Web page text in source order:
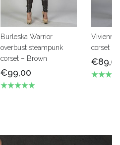
Burleska Warrior
overbust steampunk
corset – Brown
€99,00
Vivienne
corset